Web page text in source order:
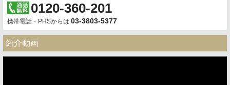
0120-360-201
携帯電話・PHSからは 03-3803-5377
紹介動画